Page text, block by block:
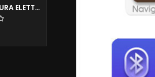
KIT APERTURA ELETTRICA BAGAGLIAIO JAGUAR E-PACE F-PACE